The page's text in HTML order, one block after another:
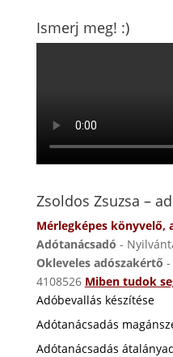
Ismerj meg! :)
Zsoldos Zsuzsa –
Mérlegképes könyvelő,
Adótanácsadó -
Okleveles adószakértő -
4108526 Miben tudok
Adóbevallás készítése
Adótanácsadás
Adótanácsadás